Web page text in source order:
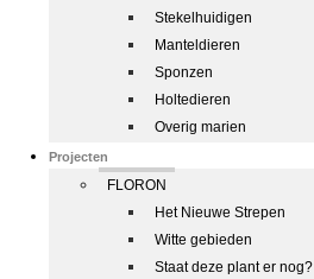
Stekelhuidigen
Manteldieren
Sponzen
Holtedieren
Overig marien
Projecten
FLORON
Het Nieuwe Strepen
Witte gebieden
Staat deze plant er nog?